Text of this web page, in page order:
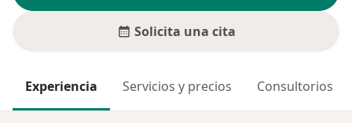
Solicita una cita
Experiencia Servicios y precios Consultorios